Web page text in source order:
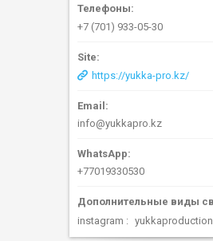
+7 (701) 933-05-30
https://yukka-pro.kz/
info@yukkapro.kz
+77019330530
instagram yukkaproduction